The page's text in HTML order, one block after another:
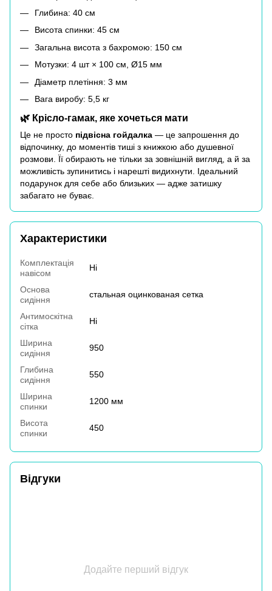
Глибина: 40 см
Висота спинки: 45 см
Загальна висота з бахромою: 150 см
Мотузки: 4 шт × 100 см, Ø15 мм
Діаметр плетіння: 3 мм
Вага виробу: 5,5 кг
🌿 Крісло-гамак, яке хочеться мати
Це не просто підвісна гойдалка — це запрошення до
відпочинку, до моментів тиші з книжкою або душевної
розмови. Її обирають не тільки за зовнішній вигляд, а й за
можливість зупинитись і нарешті видихнути. Ідеальний
подарунок для себе або близьких — адже затишку
забагато не буває.
Характеристики
Комплектація
навісом
Ні
Основа
сидіння
стальная оцинкованая сетка
Антимоскітна
сітка
Ні
Ширина
сидіння
950
Глибина
сидіння
550
Ширина
спинки
1200 мм
Висота
спинки
450
Відгуки
Додайте перший відгук